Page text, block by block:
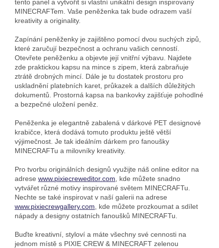
tento panel a vytvořit si vlastní unikátní design inspirovaný
MINECRAFTem. Vaše peněženka tak bude odrazem vaší
kreativity a originality.
Zapínání peněženky je zajištěno pomocí dvou suchých zipů,
které zaručují bezpečnost a ochranu vašich cenností.
Otevřete peněženku a objevte její vnitřní výbavu. Najdete
zde praktickou kapsu na mince s zipem, která zabraňuje
ztrátě drobných mincí. Dále je tu dostatek prostoru pro
uskladnění platebních karet, průkazek a dalších důležitých
dokumentů. Prostorná kapsa na bankovky zajišťuje pohodlné
a bezpečné uložení peněz.
Peněženka je elegantně zabalená v dárkové PET designové
krabičce, která dodává tomuto produktu ještě větší
výjimečnost. Je tak ideálním dárkem pro fanoušky
MINECRAFTu a milovníky kreativity.
Pro tvorbu originálních designů využijte náš online editor na
adrese www.pixiecreweditor.com , kde můžete snadno
vytvářet různé motivy inspirované světem MINECRAFTu.
Nechte se také inspirovat v naší galerii na adrese
www.pixiecrewgallery.com , kde můžete prozkoumat a sdílet
nápady a designy ostatních fanoušků MINECRAFTu.
Buďte kreativní, styloví a máte všechny své cennosti na
jednom místě s PIXIE CREW & MINECRAFT zelenou